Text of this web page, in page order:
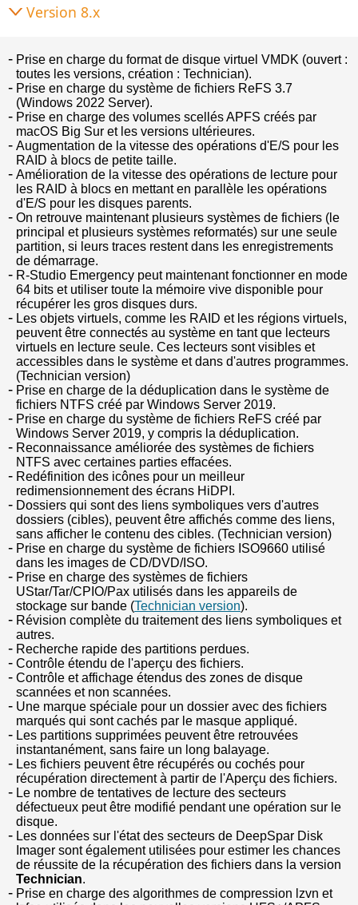
Version 8.x
Prise en charge du format de disque virtuel VMDK (ouvert :
toutes les versions, création : Technician).
Prise en charge du système de fichiers ReFS 3.7
(Windows 2022 Server).
Prise en charge des volumes scellés APFS créés par
macOS Big Sur et les versions ultérieures.
Augmentation de la vitesse des opérations d'E/S pour les
RAID à blocs de petite taille.
Amélioration de la vitesse des opérations de lecture pour
les RAID à blocs en mettant en parallèle les opérations
d'E/S pour les disques parents.
On retrouve maintenant plusieurs systèmes de fichiers (le
principal et plusieurs systèmes reformatés) sur une seule
partition, si leurs traces restent dans les enregistrements
de démarrage.
R-Studio Emergency peut maintenant fonctionner en mode
64 bits et utiliser toute la mémoire vive disponible pour
récupérer les gros disques durs.
Les objets virtuels, comme les RAID et les régions virtuels,
peuvent être connectés au système en tant que lecteurs
virtuels en lecture seule. Ces lecteurs sont visibles et
accessibles dans le système et dans d'autres programmes.
(Technician version)
Prise en charge de la déduplication dans le système de
fichiers NTFS créé par Windows Server 2019.
Prise en charge du système de fichiers ReFS créé par
Windows Server 2019, y compris la déduplication.
Reconnaissance améliorée des systèmes de fichiers
NTFS avec certaines parties effacées.
Redéfinition des icônes pour un meilleur
redimensionnement des écrans HiDPI.
Dossiers qui sont des liens symboliques vers d'autres
dossiers (cibles), peuvent être affichés comme des liens,
sans afficher le contenu des cibles. (Technician version)
Prise en charge du système de fichiers ISO9660 utilisé
dans les images de CD/DVD/ISO.
Prise en charge des systèmes de fichiers
UStar/Tar/CPIO/Pax utilisés dans les appareils de
stockage sur bande (Technician version).
Révision complète du traitement des liens symboliques et
autres.
Recherche rapide des partitions perdues.
Contrôle étendu de l'aperçu des fichiers.
Contrôle et affichage étendus des zones de disque
scannées et non scannées.
Une marque spéciale pour un dossier avec des fichiers
marqués qui sont cachés par le masque appliqué.
Les partitions supprimées peuvent être retrouvées
instantanément, sans faire un long balayage.
Les fichiers peuvent être récupérés ou cochés pour
récupération directement à partir de l'Aperçu des fichiers.
Le nombre de tentatives de lecture des secteurs
défectueux peut être modifié pendant une opération sur le
disque.
Les données sur l'état des secteurs de DeepSpar Disk
Imager sont également utilisées pour estimer les chances
de réussite de la récupération des fichiers dans la version
Technician.
Prise en charge des algorithmes de compression lzvn et